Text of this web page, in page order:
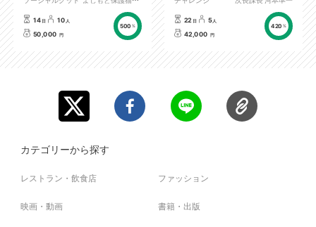
14 日 10 人
50,000 円
500 %
22 日 5人
42,000 円
420 %
カテゴリーから探す
レストラン・飲食店 ファッション
映画・動画 書籍・出版